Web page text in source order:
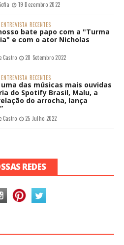
19 Dezembro 2022
ENTREVISTA RECENTES
bate papo com a "Turma
e com o ator Nicholas
Castro 20 Setembro 2022
ENTREVISTA RECENTES
uma das músicas mais ouvidas
do Spotify Brasil, Malu, a
do arrocha, lança
Castro 25 Julho 2022
REDES